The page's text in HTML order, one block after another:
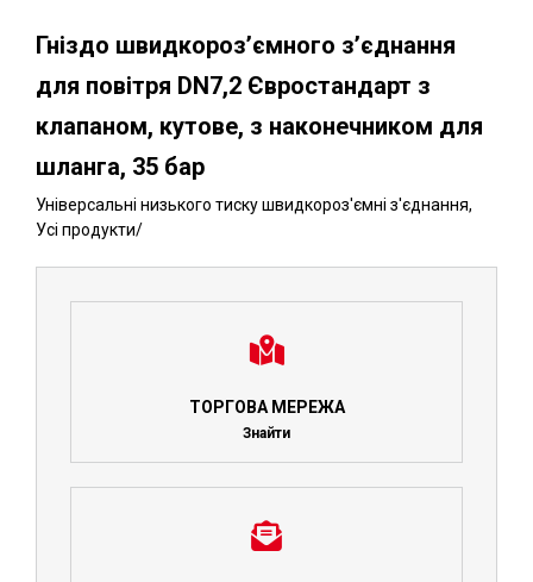
Гніздо швидкороз’ємного з’єднання
для повітря DN7,2 Євростандарт з
клапаном, кутове, з наконечником для
шланга, 35 бар
Універсальні низького тиску швидкороз'ємні з'єднання,
Усі продукти/
ТОРГОВА МЕРЕЖА
Знайти